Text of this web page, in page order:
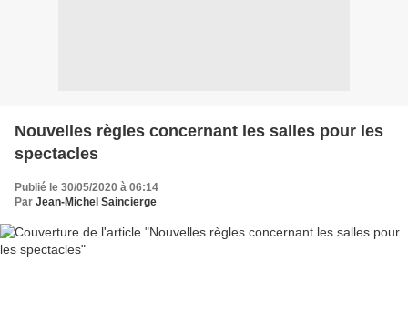
Nouvelles règles concernant les salles pour les
spectacles
Publié le 30/05/2020 à 06:14
Par Jean-Michel Saincierge